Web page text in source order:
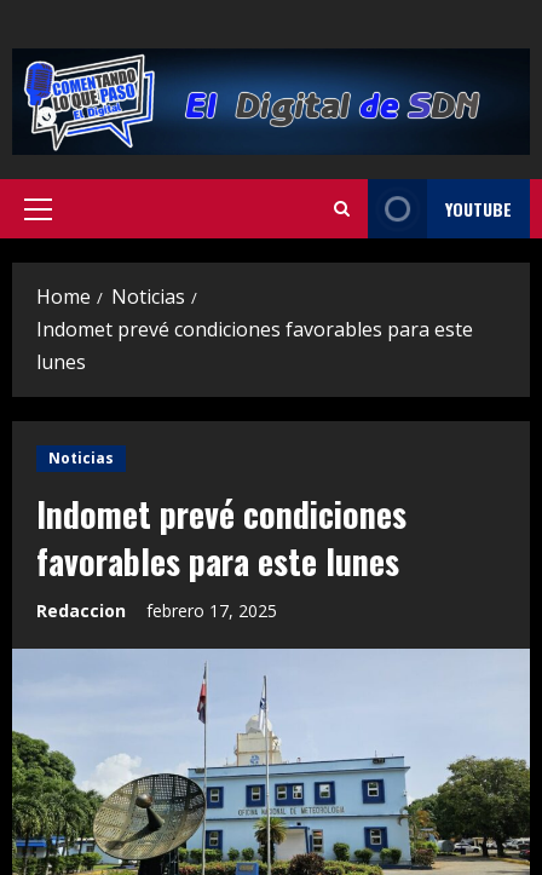
to
content
Primary
YOUTUBE
Home
Noticias
Indomet prevé condiciones favorables para este
lunes
Noticias
Indomet prevé condiciones
favorables para este lunes
Redaccion febrero 17, 2025